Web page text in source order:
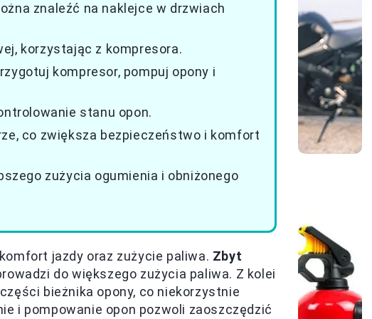
znaleźć na naklejce w drzwiach
korzystając z kompresora.
kompresor, pompuj opony i
stanu opon.
co zwiększa bezpieczeństwo i komfort
zużycia ogumienia i obniżonego
jazdy oraz zużycie paliwa. Zbyt
do większego zużycia paliwa. Z kolei
bieżnika opony, co niekorzystnie
i pompowanie opon pozwoli zaoszczędzić